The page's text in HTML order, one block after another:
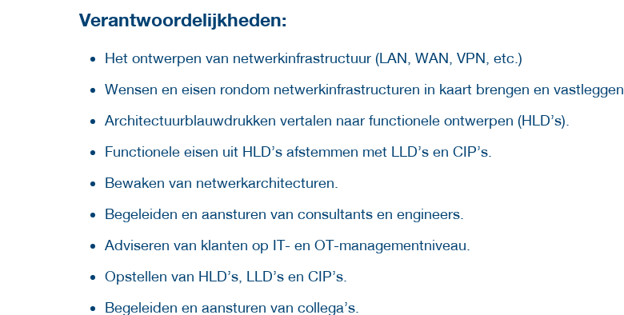
Verantwoordelijkheden:
Het ontwerpen van netwerkinfrastructuur (LAN, WAN, VPN, etc.)
Wensen en eisen rondom netwerkinfrastructuren in kaart brengen en vastleggen.
Architectuurblauwdrukken vertalen naar functionele ontwerpen (HLD’s).
Functionele eisen uit HLD’s afstemmen met LLD’s en CIP’s.
Bewaken van netwerkarchitecturen.
Begeleiden en aansturen van consultants en engineers.
Adviseren van klanten op IT- en OT-managementniveau.
Opstellen van HLD’s, LLD’s en CIP’s.
Begeleiden en aansturen van collega’s.